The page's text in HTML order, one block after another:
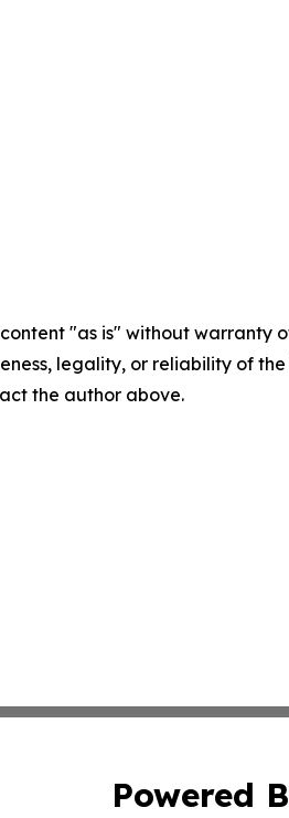
content "as is" without
legality, or reliability of
the author above.
Powered